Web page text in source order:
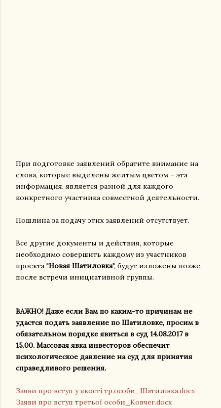
При подготовке заявлений обратите внимание на
слова, которые выделены желтым цветом – эта
информация, является разной для каждого
конкретного участника совместной деятельности.
Пошлина за подачу этих заявлений отсутствует.
Все другие документы и действия, которые
необходимо совершить каждому из участников
проекта "Новая Шатиловка", будут изложены позже,
после встречи инициативной группы.
ВАЖНО! Даже если Вам по каким-то причинам не
удастся подать заявление по Шатиловке, просим в
обязательном порядке явиться в суд 14.08.2017 в
15.00. Массовая явка инвесторов обеспечит
психологическое давление на суд для принятия
справедливого решения.
Заяви про вступ у якості тр.особи_Шатилівка.docx
Заяви про вступ третьої особи_Ковчег.docx